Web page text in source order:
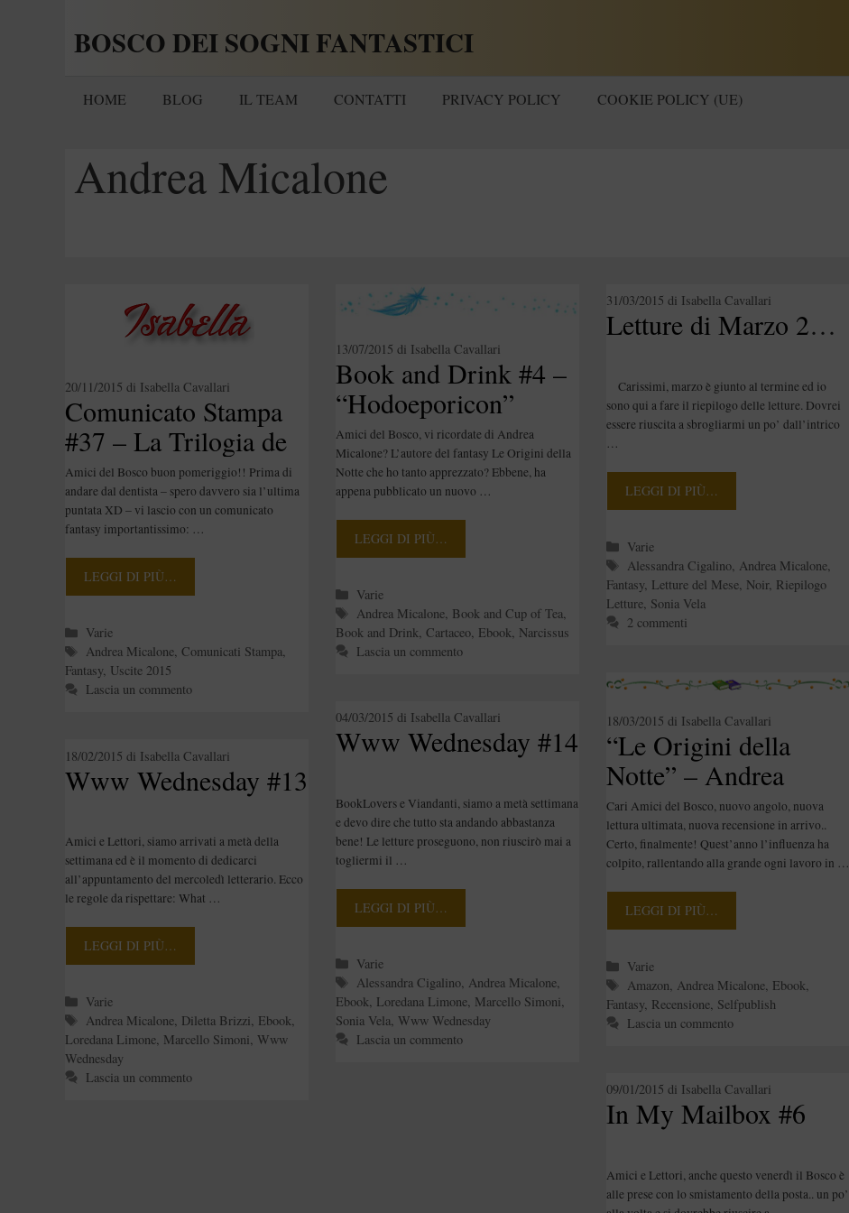
BOSCO DEI SOGNI FANTASTICI
HOME BLOG IL TEAM CONTATTI PRIVACY POLICY COOKIE POLICY (UE)
Andrea Micalone
Comunicato Stampa
#37 – La Trilogia de
“Il Tramonto della
Luna” in volume
unico!
20/11/2015 di Isabella Cavallari
Amici del Bosco buon pomeriggio!! Prima di
andare dal dentista – spero davvero sia l’ultima
puntata XD – vi lascio con un comunicato
fantasy importantissimo: …
LEGGI DI PIÙ…
Categorie
Varie
Tag
Andrea Micalone,Comunicati Stampa,
Fantasy, Uscite 2015
Lascia un commento
Book and Drink #4 –
“Hodoeporicon”
13/07/2015 di Isabella Cavallari
Amici del Bosco, vi ricordate di Andrea
Micalone? L’autore del fantasy Le Origini della
Notte che ho tanto apprezzato? Ebbene, ha
appena pubblicato un nuovo …
LEGGI DI PIÙ…
Categorie
Varie
Tag
Andrea Micalone, Book and Cup of Tea,
Book and Drink, Cartaceo, Ebook, Narcissus
Lascia un commento
Letture di Marzo 2015
31/03/2015 di Isabella Cavallari
Carissimi, marzo è giunto al termine ed io
sono qui a fare il riepilogo delle letture. Dovrei
essere riuscita a sbrogliarmi un po’ dall’intrico
LEGGI DI PIÙ…
Categorie
Varie
Tag
Alessandra Cigalino Andrea Micalone
Fantasy, Letture del Mese, Noir, Riepilogo
Letture, Sonia Vela
2 commenti
“Le Origini della
Notte” – Andrea
Micalone
18/03/2015 di Isabella Cavallari
Cari Amici del Bosco, nuovo angolo, nuova
lettura ultimata, nuova recensione in arrivo..
Certo, finalmente! Quest’anno l’influenza ha
colpito, rallentando alla grande ogni lavoro in …
LEGGI DI PIÙ…
Categorie
Varie
Tag
Amazon, Andrea Micalone, Ebook,
Fantasy, Recensione, Selfpublish
Lascia un commento
Www Wednesday #14
04/03/2015 di Isabella Cavallari
BookLovers e Viandanti, siamo a metà settimana
e devo dire che tutto sta andando abbastanza
bene! Le letture proseguono, non riuscirò mai a
togliermi il …
LEGGI DI PIÙ…
Categorie
Varie
Tag
Alessandra Cigalino, Andrea Micalone,
Ebook, Loredana Limone, Marcello Simoni,
Sonia Vela, Www Wednesday
Lascia un commento
Www Wednesday #13
18/02/2015 di Isabella Cavallari
Amici e Lettori, siamo arrivati a metà della
settimana ed è il momento di dedicarci
all’appuntamento del mercoledì letterario. Ecco
le regole da rispettare: What …
LEGGI DI PIÙ…
Categorie
Varie
Tag
Andrea Micalone, Diletta Brizzi, Ebook,
Loredana Limone, Marcello Simoni, Www
Wednesday
Lascia un commento
In My Mailbox #6
09/01/2015 di Isabella Cavallari
Amici e Lettori, anche questo venerdì il Bosco è
alle prese con lo smistamento della posta.. un po’